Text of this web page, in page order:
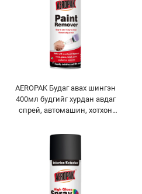
AEROPAK Будаг авах шингэн
400мл будгийг хурдан авдаг
спрей, автомашин, хотхон
будгаа арилгах